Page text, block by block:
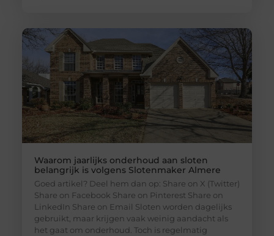
Waarom jaarlijks onderhoud aan sloten
belangrijk is volgens Slotenmaker Almere
Goed artikel? Deel hem dan op: Share on X (Twitter)
Share on Facebook Share on Pinterest Share on
LinkedIn Share on Email Sloten worden dagelijks
gebruikt, maar krijgen vaak weinig aandacht als
het gaat om onderhoud. Toch is regelmatig